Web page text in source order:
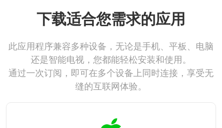
下载适合您需求的应用
此应用程序兼容多种设备，无论是手机、平板、电脑
还是智能电视，您都能轻松安装和使用。
通过一次订阅，即可在多个设备上同时连接，享受无
缝的互联网体验。